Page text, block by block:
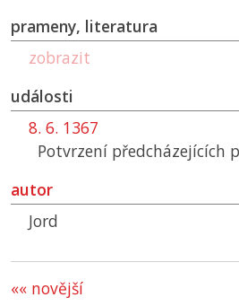
prameny, literatura
zobrazit
události
8. 6. 1367
Potvrzení předcházejících
autor
Jord
«« novější